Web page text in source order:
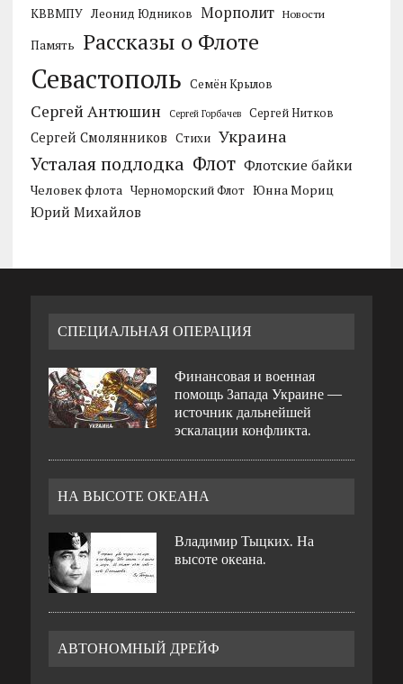
КВВМПУ Леонид Юдников Морполит Новости
Память Рассказы о Флоте
Севастополь Семён Крылов
Сергей Антюшин Сергей Горбачев Сергей Нитков
Сергей Смолянников Стихи Украина
Усталая подлодка Флот Флотские байки
Человек флота Черноморский Флот Юнна Мориц
Юрий Михайлов
СПЕЦИАЛЬНАЯ ОПЕРАЦИЯ
Финансовая и военная
помощь Запада Украине —
источник дальнейшей
эскалации конфликта.
НА ВЫСОТЕ ОКЕАНА
Владимир Тыцких. На
высоте океана.
АВТОНОМНЫЙ ДРЕЙФ